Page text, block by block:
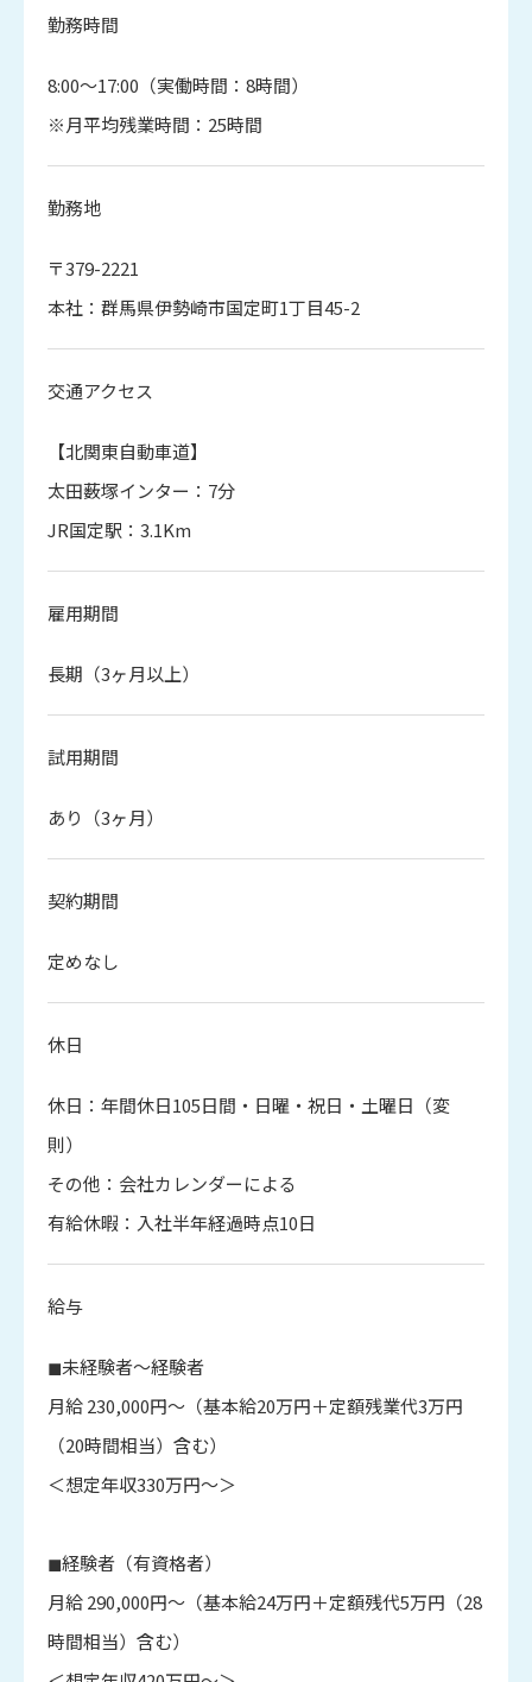
勤務時間
8:00～17:00（実働時間：8時間）
※月平均残業時間：25時間
勤務地
〒379-2221
本社：群馬県伊勢崎市国定町1丁目45-2
交通アクセス
【北関東自動車道】
太田薮塚インター：7分
JR国定駅：3.1Km
雇用期間
長期（3ヶ月以上）
試用期間
あり（3ヶ月）
契約期間
定めなし
休日
休日：年間休日105日間・日曜・祝日・土曜日（変
則）
その他：会社カレンダーによる
有給休暇：入社半年経過時点10日
給与
◼︎未経験者〜経験者
月給 230,000円～（基本給20万円＋定額残業代3万円
（20時間相当）含む）
＜想定年収330万円～＞
◼︎経験者（有資格者）
月給 290,000円～（基本給24万円＋定額残代5万円（28
時間相当）含む）